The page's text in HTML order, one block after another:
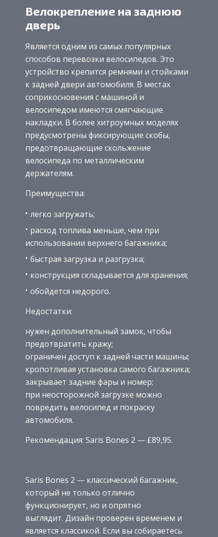
Велокрепление на заднюю
дверь
Является одним из самых популярных
способов перевозки велосипедов. Это
устройство крепится ремнями и стойками
к задней двери автомобиля. В местах
соприкосновения с машиной и
велосипедом имеются смягчающие
накладки. В более хитроумных моделях
предусмотрены фиксирующие скобы,
предотвращающие скольжение
велосипеда по металлическим
держателям.
Преимущества:
легко загружать;
расход топлива меньше, чем при
использовании верхнего багажника;
быстрая загрузка и разгрузка;
конструкция складывается для хранения;
обойдется недорого.
Недостатки:
нужен дополнительный замок, чтобы
предотвратить кражу;
ограничен доступ к задней части машины;
кропотливая установка самого багажника;
закрывает задние фары и номер;
при неосторожной загрузке можно
повредить велосипед и покраску
автомобиля.
Рекомендация: Saris Bones 2 — £89,95.
Saris Bones 2 — классический багажник,
который не только отлично
функционирует, но и опрятно
выглядит. Дизайн проверен временем и
является классикой. Если вы собираетесь